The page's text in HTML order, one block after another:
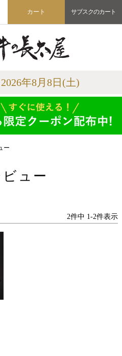
カート サブスクのカート
2026年8月8日(土)
ー
ュー
2件中 1-2件表示